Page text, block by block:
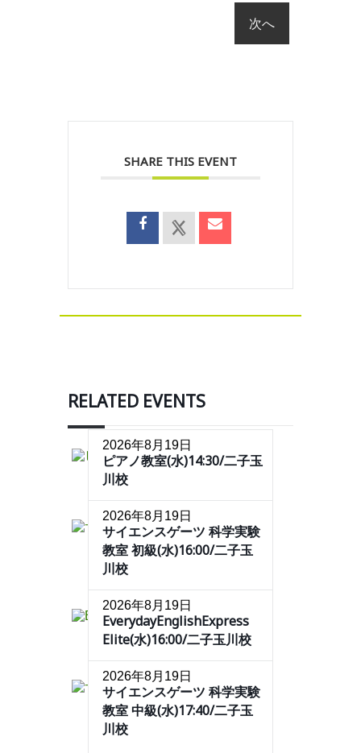
SHARE THIS EVENT
RELATED EVENTS
2026年8月19日
ピアノ教室(水)14:30/二子玉
川校
2026年8月19日
サイエンスゲーツ 科学実験
教室 初級(水)16:00/二子玉
川校
2026年8月19日
EverydayEnglishExpress
Elite(水)16:00/二子玉川校
2026年8月19日
サイエンスゲーツ 科学実験
教室 中級(水)17:40/二子玉
川校